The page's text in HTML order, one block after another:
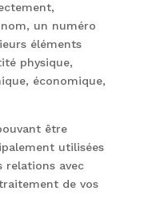
un numéro
éléments
physique,
économique,
être
utilisées
relations avec
de vos